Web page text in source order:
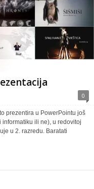
0
prezentira u PowerPointu još
ili ne), u redovitoj
u 2. razredu. Baratati